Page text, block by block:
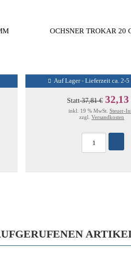
OCHSNER TROKAR 20
Auf Lager - Lieferzeit ca. 2-5
Statt37,81 € 32,13
inkl. 19 % MwSt. Steuer-
zzgl.Versandkosten